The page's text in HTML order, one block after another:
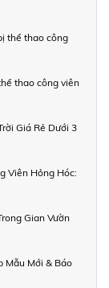
thể thao công
thao công viên
Giá Rẻ Dưới 3
Viên Hỏng Hóc:
Gian Vườn
Mẫu Mới & Báo